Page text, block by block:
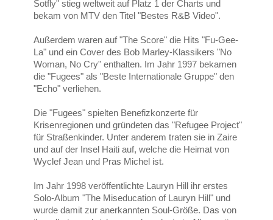
Sotfly" stieg weltweit auf Platz 1 der Charts und
bekam von MTV den Titel "Bestes R&B Video".
Außerdem waren auf "The Score" die Hits "Fu-Gee-
La" und ein Cover des Bob Marley-Klassikers "No
Woman, No Cry" enthalten. Im Jahr 1997 bekamen
die "Fugees" als "Beste Internationale Gruppe" den
"Echo" verliehen.
Die "Fugees" spielten Benefizkonzerte für
Krisenregionen und gründeten das "Refugee Project"
für Straßenkinder. Unter anderem traten sie in Zaire
und auf der Insel Haiti auf, welche die Heimat von
Wyclef Jean und Pras Michel ist.
Im Jahr 1998 veröffentlichte Lauryn Hill ihr erstes
Solo-Album "The Miseducation of Lauryn Hill" und
wurde damit zur anerkannten Soul-Größe. Das von